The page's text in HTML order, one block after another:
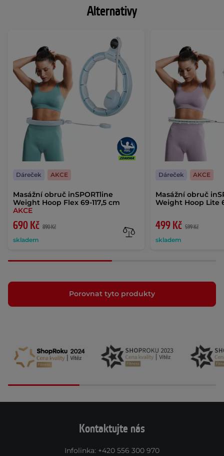
Alternativy
Masážní obruč inSPORTline
Weight Hoop Flex 69-117,5 cm
AKCE
690 Kč 890 Kč
skladem
Dáreček AKCE
Masážní obruč
Weight Hoop Lite
499 Kč 599 Kč
skladem
Dáreček AKCE
Porovnat tyto produkty
Kontaktujte nás
Infolinka: +420 556 300 970